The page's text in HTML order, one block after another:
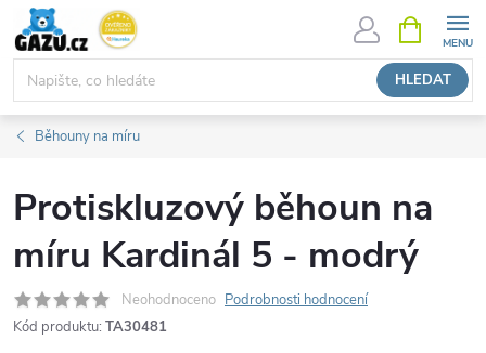
Přejít
obsah
HLEDAT
NÁKUPNÍ
KOŠÍK
Běhouny na míru
Protiskluzový běhoun na
míru Kardinál 5 - modrý
Neohodnoceno Podrobnosti hodnocení
Kód produktu: TA30481